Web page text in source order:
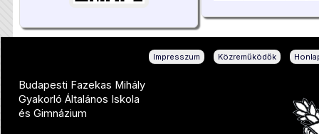
Impresszum Közreműködők
Budapesti Fazekas Mihály
Gyakorló Általános Iskola
és Gimnázium